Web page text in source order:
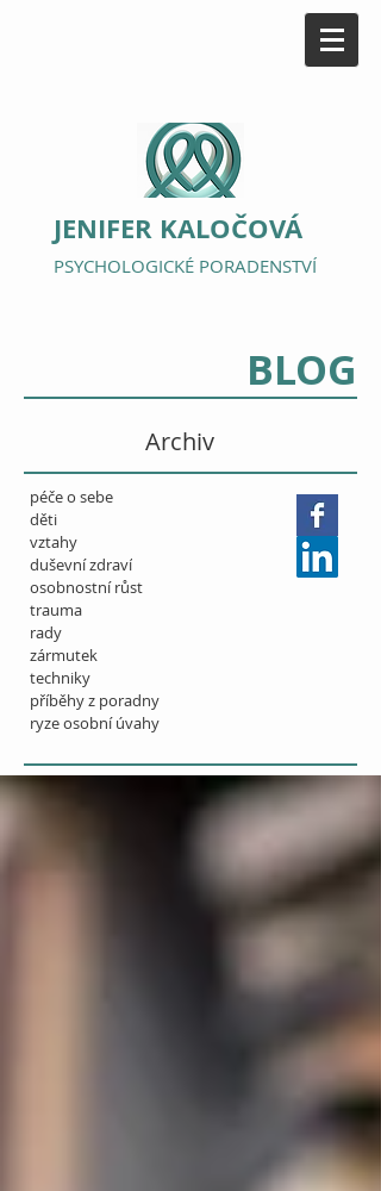
JENIFER KALOČOVÁ
PSYCHOLOGICKÉ PORADENSTVÍ
BLOG
Archiv
péče o sebe
děti
vztahy
duševní zdraví
osobnostní růst
trauma
rady
zármutek
techniky
příběhy z poradny
ryze osobní úvahy